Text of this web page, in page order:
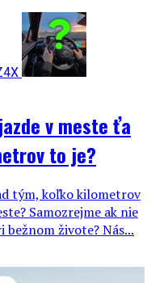
v meste ťa
to je?
tým, koľko kilometrov
Samozrejme ak nie
živote? Nás...